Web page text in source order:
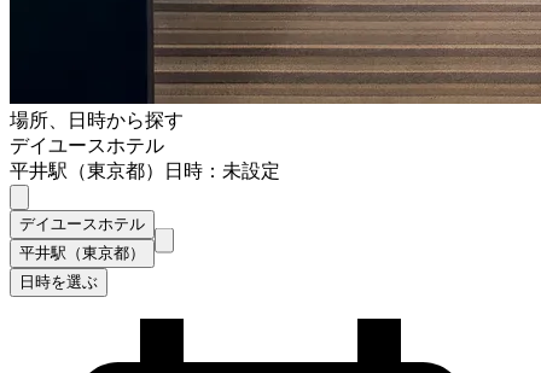
場所、日時から探す
デイユースホテル
平井駅（東京都）
日時：未設定
デイユースホテル
平井駅（東京都）
日時を選ぶ